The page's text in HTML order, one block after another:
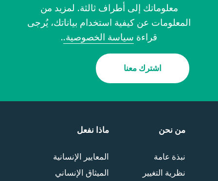
معلوماتك إلى أطراف ثالثة. لمزيد من
المعلومات عن كيفية استخدام بياناتك، يُرجى
قراءة سياسة الخصوصية..
اشترك معنا
من نحن
نبذة عامة
نظرية التغيير
ماذا نفعل
المعايير الإنسانية
الميثاق الإنساني